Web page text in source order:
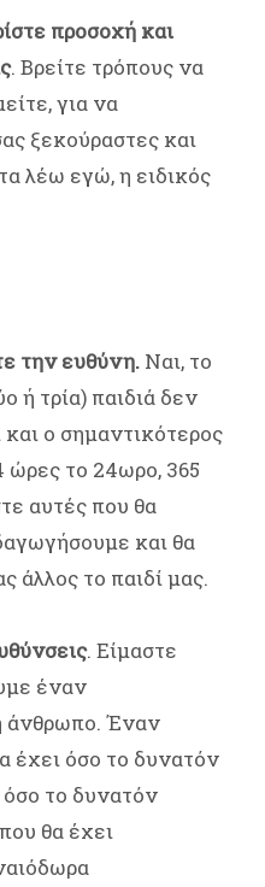
προσοχή και
. Βρείτε τρόπους να
για να
ξεκούραστες και
λέω εγώ, η ειδικός
την ευθύνη. Ναι, το
ή τρία) παιδιά δεν
και ο σημαντικότερος
ώρες το 24ωρο, 365
αυτές που θα
και θα
άλλος το παιδί μας.
. Είμαστε
έναν
άνθρωπο. Έναν
έχει όσο το δυνατόν
όσο το δυνατόν
θα έχει